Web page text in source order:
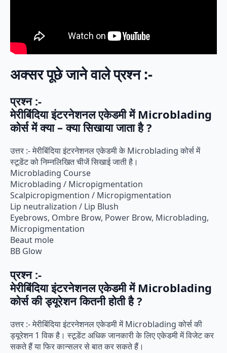
अक्सर पूछे जाने वाले प्रश्न :-
प्रश्न :-
मेरीबिंदिया इंटरनेशनल एकेडमी में Microblading
कोर्स में क्या – क्या सिखाया जाता है ?
उत्तर :- मेरीबिंदिया इंटरनेशनल एकेडमी के Microblading कोर्स में
स्टूडेंट को निम्नलिखित चीजें सिखाई जाती है।
Microblading Course
Microblading / Micropigmentation
Scalpicropigmention / Micropigmentation
Lip neutralization / Lip Blush
Eyebrows, Ombre Brow, Power Brow, Microblading,
Micropigmentation
Beaut mole
BB Glow
प्रश्न :-
मेरीबिंदिया इंटरनेशनल एकेडमी में Microblading
कोर्स की ड्यूरेशन कितनी होती है ?
उत्तर :- मेरीबिंदिया इंटरनेशनल एकेडमी में Microblading कोर्स की
ड्यूरेशन 1 विक है। स्टूडेंट अधिक जानकारी के लिए एकेडमी में विजेट कर
सकते हैं या फिर कान्सलर से बात कर सकते हैं।